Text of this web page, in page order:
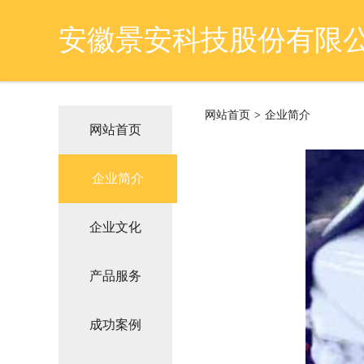
安徽景安科技股份有限
网站首页
企业简介
企业文化
产品服务
成功案例
网站首页 > 企业简介